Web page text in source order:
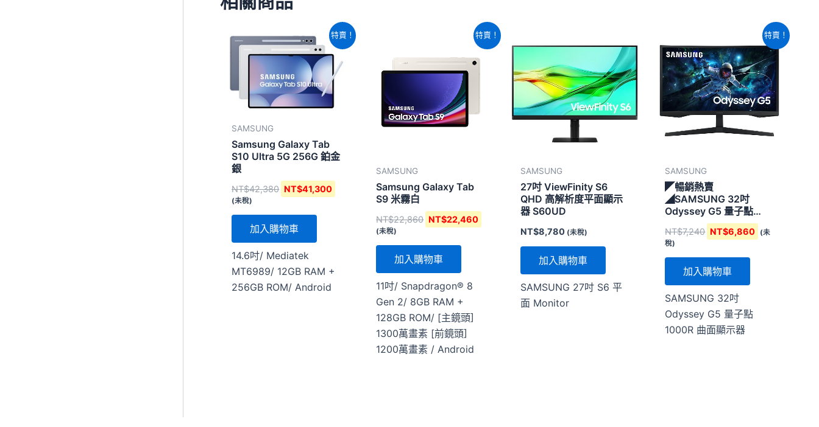
特賣！
SAMSUNG
Samsung Galaxy Tab
S10 Ultra 5G 256G 鉑金
銀
NT$42,380
始
價
格：
NT$42,380。
NT$41,300
目
前
價
格：
NT$41,300。
(未稅)
加入購物車
14.6吋/ Mediatek
MT6989/ 12GB RAM +
256GB ROM/ Android
特賣！
SAMSUNG
Samsung Galaxy Tab
S9 米霧白
NT$22,860
NT$22,860。
NT$22,460
目
前
價
NT$22,460。
(未稅)
加入購物車
11吋/ Snapdragon® 8
Gen 2/ 8GB RAM +
128GB ROM/ [主鏡頭]
1300萬畫素 [前鏡頭]
1200萬畫素 / Android
SAMSUNG
27吋 ViewFinity S6
QHD 高解析度平面顯示
器 S60UD
NT$8,780 (未稅)
加入購物車
SAMSUNG 27吋 S6 平
面 Monitor
特賣！
SAMSUNG
◤暢銷熱賣
◢SAMSUNG 32吋
Odyssey G5 量子點
1000R 曲面顯示器
NT$7,240
價
格：
NT$7,240。
NT$6,860
目
前
價
格：
NT$6,860。
(未
稅)
加入購物車
SAMSUNG 32吋
Odyssey G5 量子點
1000R 曲面顯示器